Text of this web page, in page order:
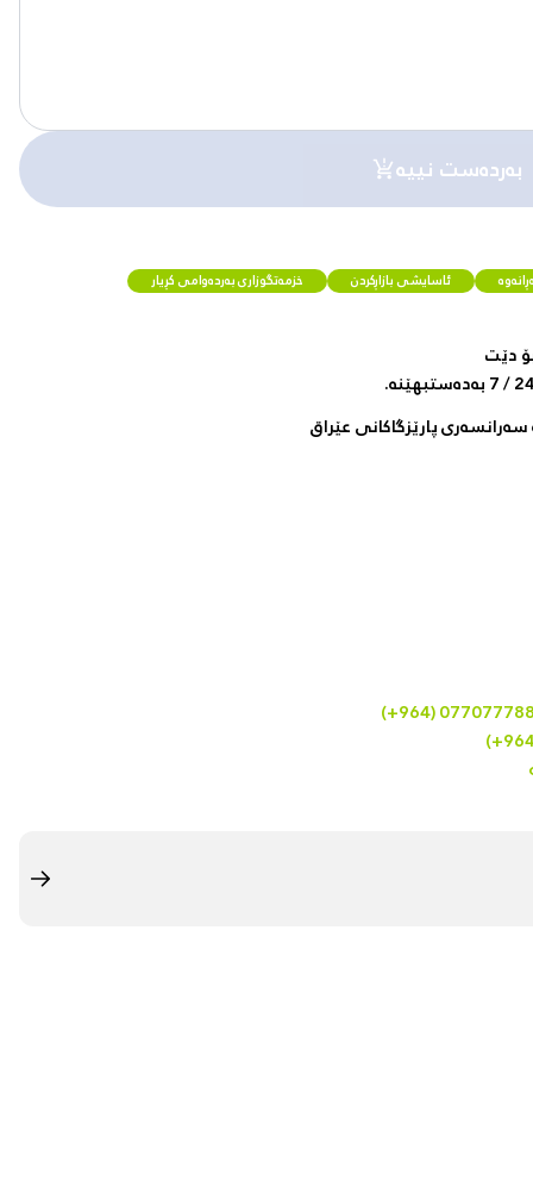
بەردەست نییە
ئاسایشی بازاڕکردن خزمەتگوزاری بەردەوامی کڕیار
دێت
پارێزگاکانی عێراق
(+964)